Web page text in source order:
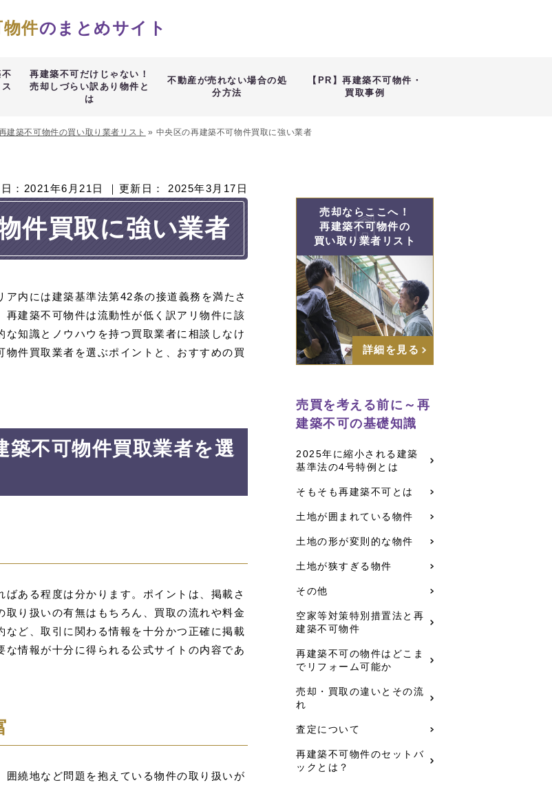
件のまとめサイト
再建築不可だけじゃない！
売却しづらい訳あり物件と
は
不動産が売れない場合の処
分方法
【PR】再建築不可物件・
買取事例
建築不可物件の買い取り業者リスト » 中央区の再建築不可物件買取に強い業者
： 2021年6月21日 ｜更新日： 2025年3月17日
件買取に強い業者
内には建築基準法第42条の接道義務を満たさ
建築不可物件は流動性が低く訳アリ物件に該
知識とノウハウを持つ買取業者に相談しなけ
件買取業者を選ぶポイントと、おすすめの買
不可物件買取業者を選
ある程度は分かります。ポイントは、掲載さ
り扱いの有無はもちろん、買取の流れや料金
ど、取引に関わる情報を十分かつ正確に掲載
情報が十分に得られる公式サイトの内容であ
繞地など問題を抱えている物件の取り扱いが
売却ならここへ！
再建築不可物件の
買い取り業者リスト
詳細を見る
売買を考える前に～再
建築不可の基礎知識
2025年に縮小される建築
基準法の4号特例とは
そもそも再建築不可とは
土地が囲まれている物件
土地の形が変則的な物件
土地が狭すぎる物件
その他
空家等対策特別措置法と再
建築不可物件
再建築不可の物件はどこま
でリフォーム可能か
売却・買取の違いとその流
れ
査定について
再建築不可物件のセットバ
ックとは？